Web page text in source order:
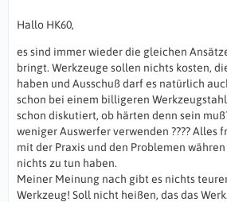
Hallo HK60,
es sind immer wieder die gleichen
bringt. Werkzeuge sollen nichts kosten,
haben und Ausschuß darf es natürlich
schon bei einem billigeren
schon diskutiert, ob härten denn sein
weniger Auswerfer verwenden ???? Alles
mit der Praxis und den Problemen
nichts zu tun haben.
Meiner Meinung nach gibt es nichts
Werkzeug! Soll nicht heißen, das das